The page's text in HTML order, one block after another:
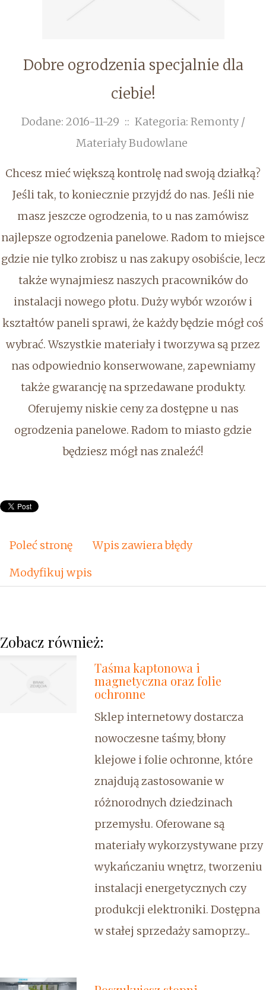
Dobre ogrodzenia specjalnie dla
ciebie!
Dodane: 2016-11-29 :: Kategoria: Remonty /
Materiały Budowlane
Chcesz mieć większą kontrolę nad swoją działką?
Jeśli tak, to koniecznie przyjdź do nas. Jeśli nie
masz jeszcze ogrodzenia, to u nas zamówisz
najlepsze ogrodzenia panelowe. Radom to miejsce
gdzie nie tylko zrobisz u nas zakupy osobiście, lecz
także wynajmiesz naszych pracowników do
instalacji nowego płotu. Duży wybór wzorów i
kształtów paneli sprawi, że każdy będzie mógł coś
wybrać. Wszystkie materiały i tworzywa są przez
nas odpowiednio konserwowane, zapewniamy
także gwarancję na sprzedawane produkty.
Oferujemy niskie ceny za dostępne u nas
ogrodzenia panelowe. Radom to miasto gdzie
będziesz mógł nas znaleźć!
Poleć stronę
Wpis zawiera błędy
Modyfikuj wpis
Zobacz również:
Taśma kaptonowa i
magnetyczna oraz folie
ochronne
Sklep internetowy dostarcza
nowoczesne taśmy, błony
klejowe i folie ochronne, które
znajdują zastosowanie w
różnorodnych dziedzinach
przemysłu. Oferowane są
materiały wykorzystywane przy
wykańczaniu wnętrz, tworzeniu
instalacji energetycznych czy
produkcji elektroniki. Dostępna
w stałej sprzedaży samoprzy...